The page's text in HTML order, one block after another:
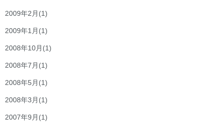
2009年2月 (1)
2009年1月 (1)
2008年10月 (1)
2008年7月 (1)
2008年5月 (1)
2008年3月 (1)
2007年9月 (1)